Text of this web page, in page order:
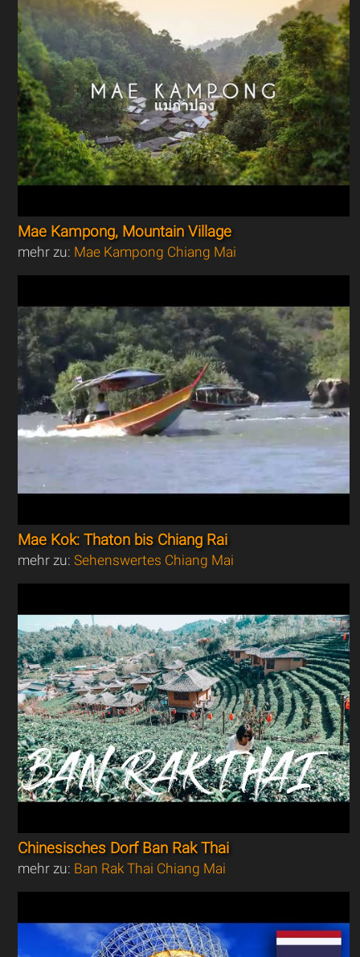
Mae Kampong, Mountain Village
mehr zu: Mae Kampong Chiang Mai
Mae Kok: Thaton bis Chiang Rai
mehr zu:Sehenswertes Chiang Mai
Chinesisches Dorf Ban Rak Thai
mehr zu: Ban Rak Thai Chiang Mai